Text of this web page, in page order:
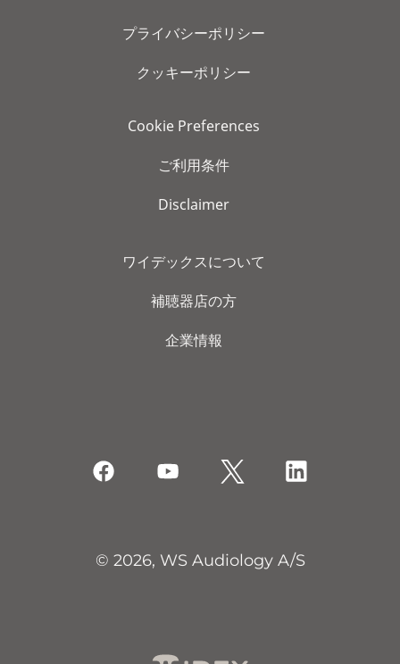
プライバシーポリシー
クッキーポリシー
Cookie Preferences
ご利用条件
Disclaimer
ワイデックスについて
補聴器店の方
企業情報
© 2026, WS Audiology A/S